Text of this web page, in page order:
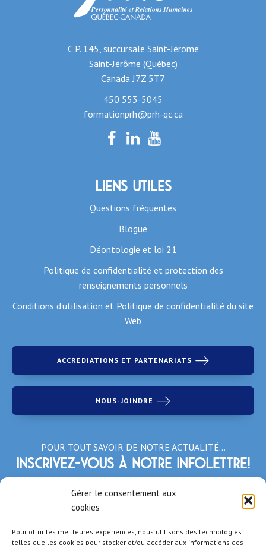
Gérer le consentement aux
cookies
Pour offrir les meilleures expériences, nous utilisons des technologies
telles que les cookies pour stocker et/ou accéder aux informations des
C.P. 145, succursale Saint-Jérome
Saint-Jérôme (Québec)
Canada J7Z 5T7
450 553-5045
formationprh@prh-qc.ca
Liens utiles
Questions fréquentes
Blogue
Déontologie et loi 21
Politique de confidentialité et protection des
renseignements personnels
Conditions d'utilisation et Politique de confidentialité du site
Web
ACCRÉDIATIONS ET PARTENARIATS
NOUS-JOINDRE
POUR TOUT SAVOIR DE NOTRE ACTUALITÉ…
Inscrivez-vous à notre infolettre!
*Champs obligatoires